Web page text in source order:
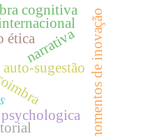
auto-sugestão
psychologica
narrativa momentos de inovação
ética
cognitiva